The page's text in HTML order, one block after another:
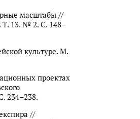
масштабы //
Т. 13. № 2. С. 148–
культуре. М.
проектах
234–238.
//